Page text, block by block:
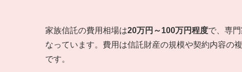
家族信託の費用相場は20万円～100万円程度で、専
なっています。費用は信託財産の規模や契約内容の
です。